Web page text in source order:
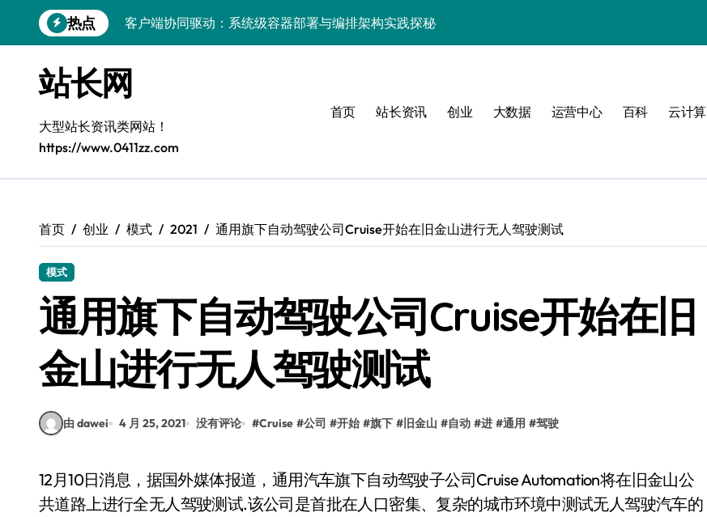
到
热点
客户端协同驱动：系统级容器部署与编排架构实践探秘
容器技术领航，编排策略赋能：打造服务器高效运维新生态
容器部署与编排优化：赋能高效运维
容器部署与编排：重塑服务器管理新范式
破局之道：大模型平台安全运营实战
VR创业新路径：模式创新与平台化双轮驱动
科技赋能：系统容器优化与高效编排驱动服务器性能跃升
站长网
大型站长资讯类网站！
https://www.0411zz.com
首页 站长资讯 创业 大数据 运营中心 百科 云计算
首页 创业 模式 2021 通用旗下自动驾驶公司Cruise开始在旧金山进行无人驾驶测试
模式
通用旗下自动驾驶公司Cruise开始在旧
金山进行无人驾驶测试
由 dawei 4 月 25, 2021 没有评论 #Cruise #公司 #开始 #旗下 # 旧金山 #自动 #进 #通用 #驾驶
12月10日消息，据国外媒体报道，通用汽车旗下自动驾驶子公司Cruise Automation将在旧金山公
共道路上进行全无人驾驶测试.该公司是首批在人口密集、复杂的城市环境中测试无人驾驶汽车的